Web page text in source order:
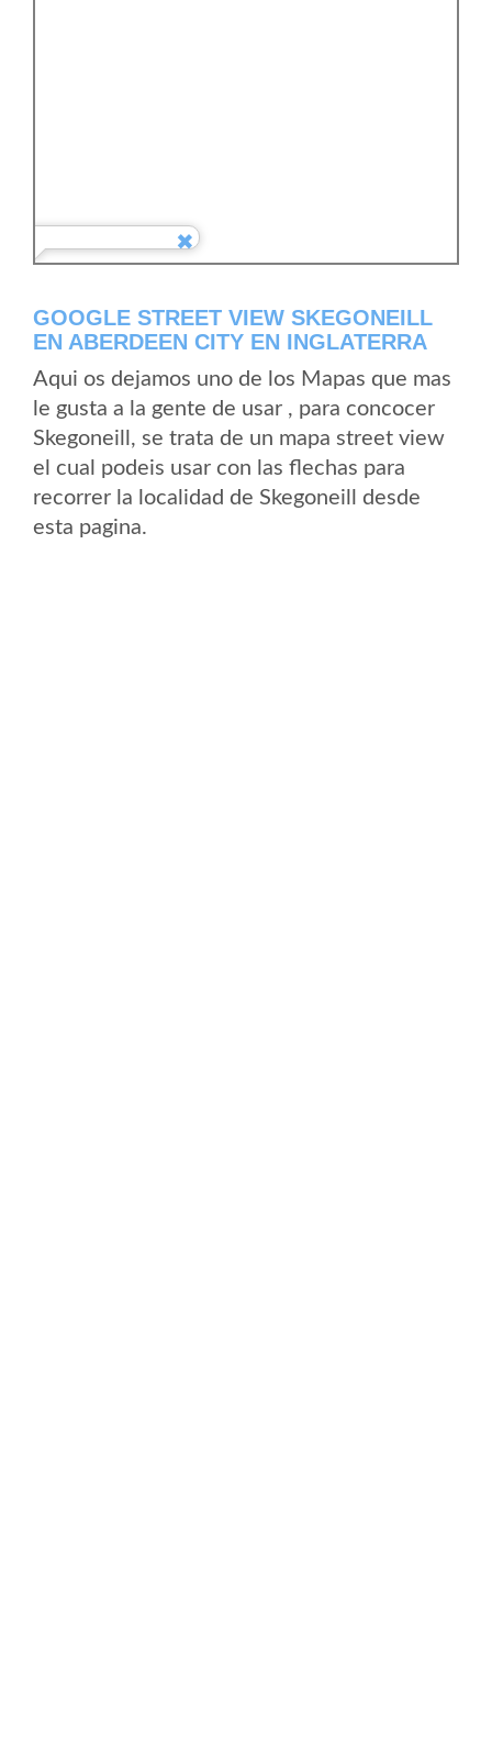
GOOGLE STREET VIEW SKEGONEILL
EN ABERDEEN CITY EN INGLATERRA
Aqui os dejamos uno de los Mapas que mas
le gusta a la gente de usar , para concocer
Skegoneill, se trata de un mapa street view
el cual podeis usar con las flechas para
recorrer la localidad de Skegoneill desde
esta pagina.